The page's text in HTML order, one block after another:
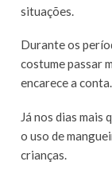
situações.
Durante os
costume passar
encarece a conta.
Já nos dias mais
o uso de
crianças.